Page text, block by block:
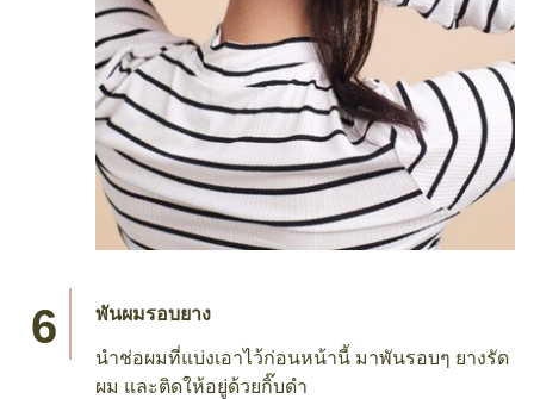
พันผมรอบยาง
นำช่อผมที่แบ่งเอาไว้ก่อนหน้านี้ มาพันรอบๆ ยางรัด
ผม และติดให้อยู่ด้วยกิ๊บดำ